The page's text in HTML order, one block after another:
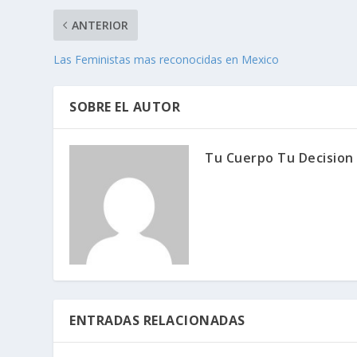
ANTERIOR
Las Feministas mas reconocidas en Mexico
SOBRE EL AUTOR
Tu Cuerpo Tu Decision
ENTRADAS RELACIONADAS